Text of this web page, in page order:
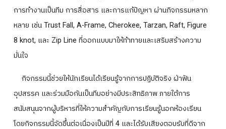
การทำงานเป็นทีม การสื่อสาร และการแก้ปัญหา ผ่านกิจกรรมหลาก
หลาย เช่น Trust Fall, A-Frame, Cherokee, Tarzan, Raft, Figure
8 knot, และ Zip Line ที่ออกแบบมาให้ท้าทายและเสริมสร้างความ
มั่นใจ
กิจกรรมนี้ช่วยให้นักเรียนได้เรียนรู้จากการปฏิบัติจริง ฝ่าฟัน
อุปสรรค และร่วมมือกันเป็นทีมอย่างมีประสิทธิภาพ ภายใต้การ
สนับสนุนจากผู้บริหารที่ให้ความสำคัญกับการเรียนรู้นอกห้องเรียน
โดยกิจกรรมนี้จัดขึ้นต่อเนื่องเป็นปีที่ 4 และได้รับเสียงตอบรับที่ดีจาก